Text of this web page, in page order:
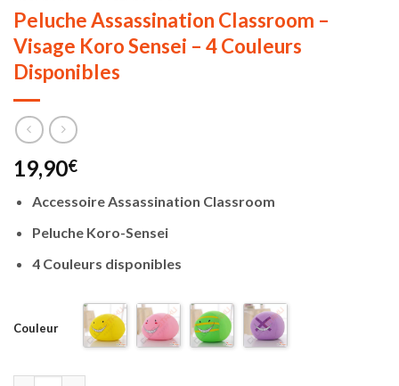
Peluche Assassination Classroom –
Visage Koro Sensei – 4 Couleurs
Disponibles
19,90€
Accessoire Assassination Classroom
Peluche Koro-Sensei
4 Couleurs disponibles
Couleur